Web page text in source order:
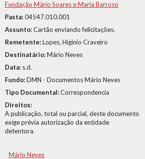
Fundação Mário Soares e Maria Barroso
Pasta:04547.010.001
Assunto:Cartão enviando felicitações.
Remetente:Lopes, Higinio Craveiro
Destinatário:Mário Neves
Data: s.d.
Fundo:DMN - Documentos Mário Neves
Tipo Documental:Correspondencia
Direitos:
A publicação, total ou parcial, deste documento
exige prévia autorização da entidade
detentora.
Mário Neves